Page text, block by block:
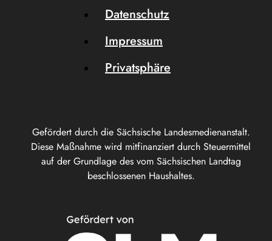
Gefördert durch die Sächsische Landesmedienanstalt.
Diese Maßnahme wird mitfinanziert durch Steuermittel
auf der Grundlage des vom Sächsischen Landtag
beschlossenen Haushaltes.
Datenschutz
Impressum
Privatsphäre